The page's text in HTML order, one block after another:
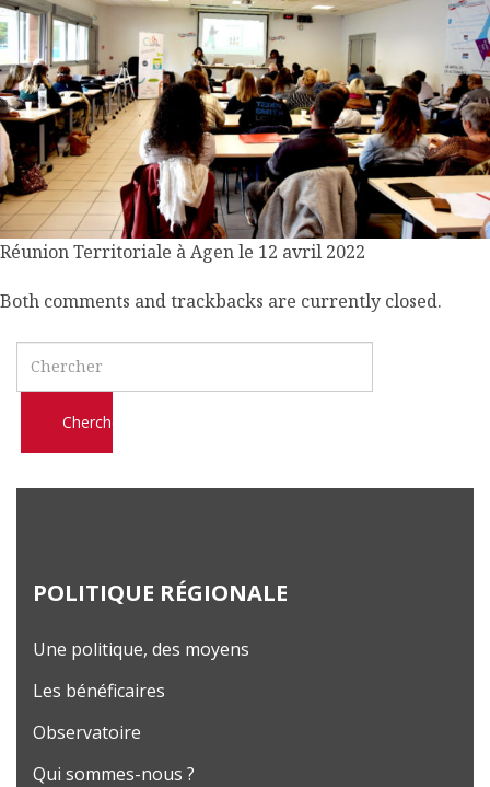
e
i
l
m
o
b
i
l
e
Réunion Territoriale à Agen le 12 avril 2022
Both comments and trackbacks are currently closed.
POLITIQUE RÉGIONALE
Une politique, des moyens
Les bénéficaires
Observatoire
Qui sommes-nous ?